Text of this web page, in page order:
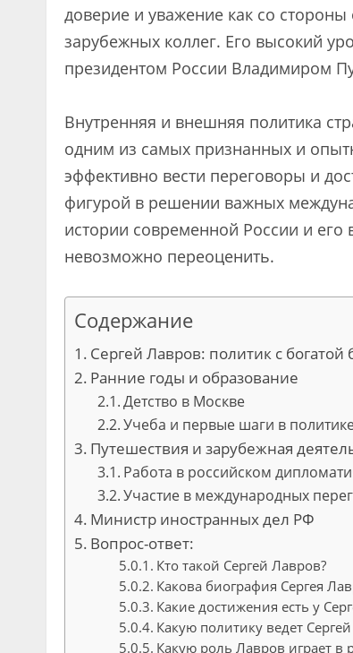
доверие и уважение как со
зарубежных коллег. Его высокий
президентом России Владимиром
Внутренняя и внешняя политика
одним из самых признанных и
эффективно вести переговоры и
фигурой в решении важных
истории современной России и
невозможно переоценить.
Содержание
Сергей Лавров: политик с богатой
Ранние годы и образование
Детство в Москве
Учеба и первые шаги в
Путешествия и зарубежная
Работа в российском
Участие в международных
Министр иностранных дел РФ
Вопрос-ответ:
Кто такой Сергей Лавров?
Какова биография Сергея
Какие достижения есть у
Какую политику ведет
Какую роль Лавров играет в